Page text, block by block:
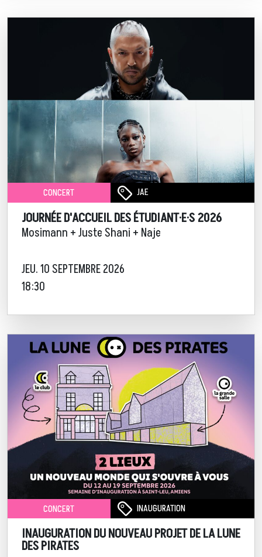
CONCERT JAE
JOURNÉE D'ACCUEIL DES ÉTUDIANT·E·S 2026
Mosimann + Juste Shani + Naje
JEU. 10 SEPTEMBRE 2026
18:30
CONCERT INAUGURATION
INAUGURATION DU NOUVEAU PROJET DE LA LUNE
DES PIRATES